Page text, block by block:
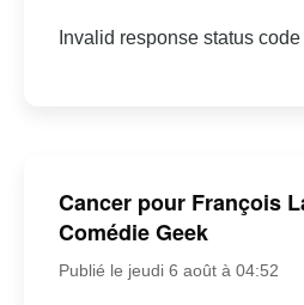
Invalid response status
Cancer pour François
Comédie Geek
Publié le jeudi 6 août à 04:52